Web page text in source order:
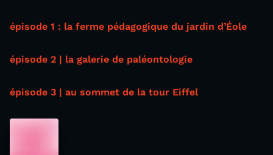
épisode 1 : la ferme pédagogique du jardin d’Éole
épisode 2 | la galerie de paléontologie
épisode 3 | au sommet de la tour Eiffel